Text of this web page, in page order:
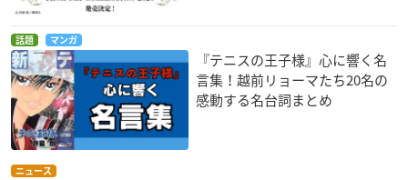
話題 マンガ
『テニスの王子様』心に響く名
言集！越前リョーマたち20名の
感動する名台詞まとめ
ニュース